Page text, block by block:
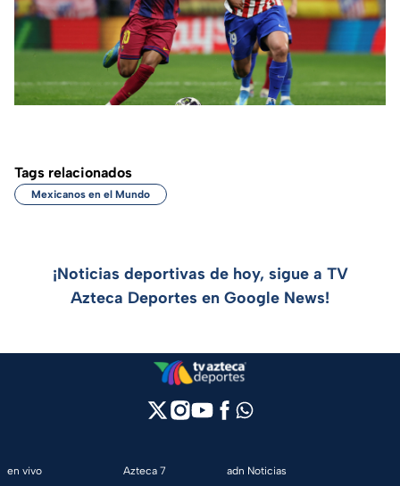
Tags relacionados
Mexicanos en el Mundo
¡Noticias deportivas de hoy, sigue a TV
Azteca Deportes en Google News!
en vivo
Azteca 7
adn Noticias